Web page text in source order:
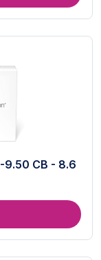
-9.50 CB - 8.6